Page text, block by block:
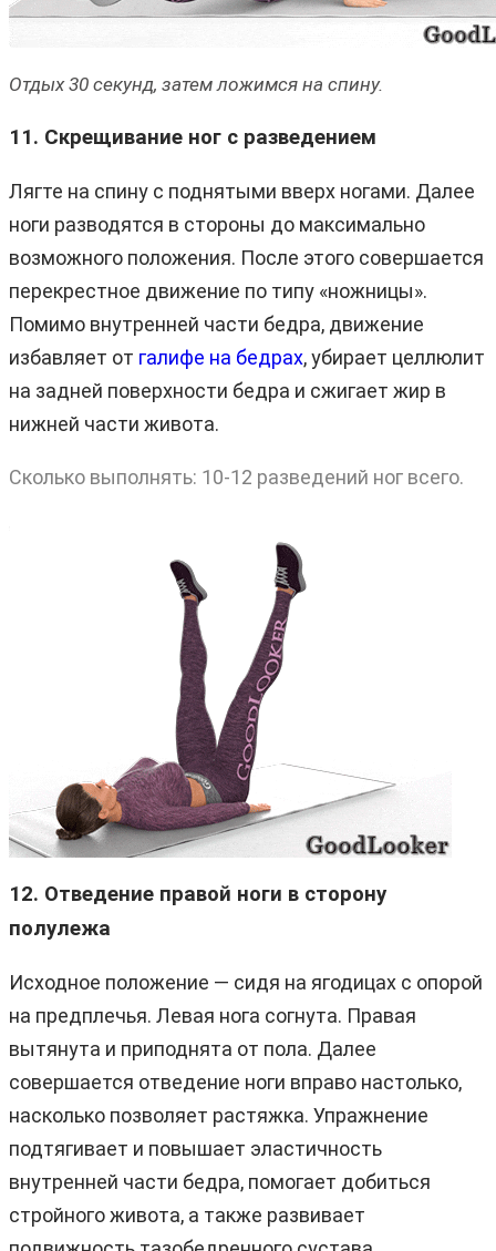
Отдых 30 секунд, затем ложимся на спину.
11. Скрещивание ног с разведением
Лягте на спину с поднятыми вверх ногами. Далее
ноги разводятся в стороны до максимально
возможного положения. После этого совершается
перекрестное движение по типу «ножницы».
Помимо внутренней части бедра, движение
избавляет от галифе на бедрах, убирает целлюлит
на задней поверхности бедра и сжигает жир в
нижней части живота.
Сколько выполнять: 10-12 разведений ног всего.
12. Отведение правой ноги в сторону
полулежа
Исходное положение — сидя на ягодицах с опорой
на предплечья. Левая нога согнута. Правая
вытянута и приподнята от пола. Далее
совершается отведение ноги вправо настолько,
насколько позволяет растяжка. Упражнение
подтягивает и повышает эластичность
внутренней части бедра, помогает добиться
стройного живота, а также развивает